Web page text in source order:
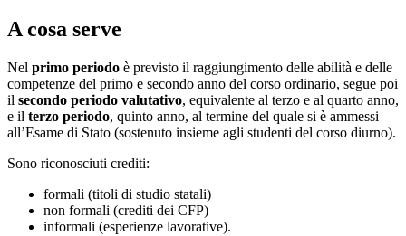
A cosa serve
Nel primo periodo è previsto il raggiungimento delle abilità e delle
competenze del primo e secondo anno del corso ordinario, segue poi
il secondo periodo valutativo, equivalente al terzo e al quarto anno,
e il terzo periodo, quinto anno, al termine del quale si è ammessi
all’Esame di Stato (sostenuto insieme agli studenti del corso diurno).
Sono riconosciuti crediti:
formali (titoli di studio statali)
non formali (crediti dei CFP)
informali (esperienze lavorative).